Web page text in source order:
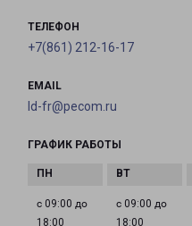
ТЕЛЕФОН
+7(861) 212-16-17
EMAIL
ld-fr@pecom.ru
ГРАФИК РАБОТЫ
с 09:00 до
18:00
с 09:00 до
18:00